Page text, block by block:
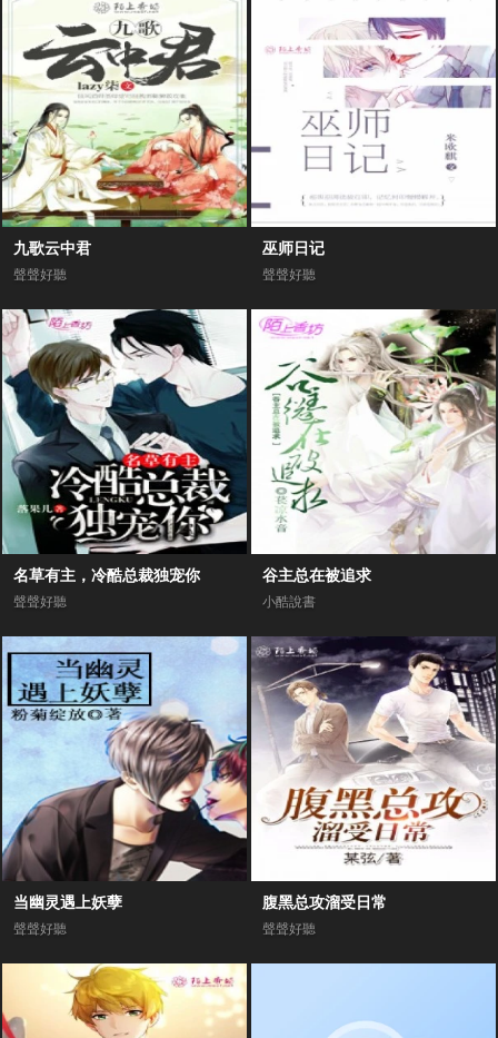
九歌云中君
聲聲好聽
巫师日记
聲聲好聽
名草有主，冷酷总裁独宠你
聲聲好聽
谷主总在被追求
小酷說書
当幽灵遇上妖孽
聲聲好聽
腹黑总攻溜受日常
聲聲好聽